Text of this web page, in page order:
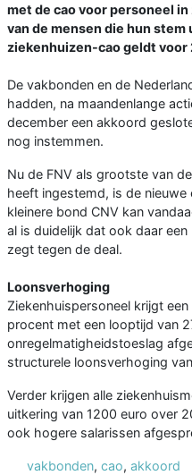
met de cao voor personeel
van de mensen die hun
ziekenhuizen-cao geldt
De vakbonden en de
hadden, na maandenlange
december een akkoord
nog instemmen.
Nu de FNV als grootste van
heeft ingestemd, is de
kleinere bond CNV kan
al is duidelijk dat ook daar
zegt tegen de deal.
Loonsverhoging
Ziekenhuispersoneel krijgt
procent met een looptijd van
onregelmatigheidstoeslag
structurele loonsverhoging
Verder krijgen alle
uitkering van 1200 euro over
ook hogere salarissen
vakbonden, cao, akkoord